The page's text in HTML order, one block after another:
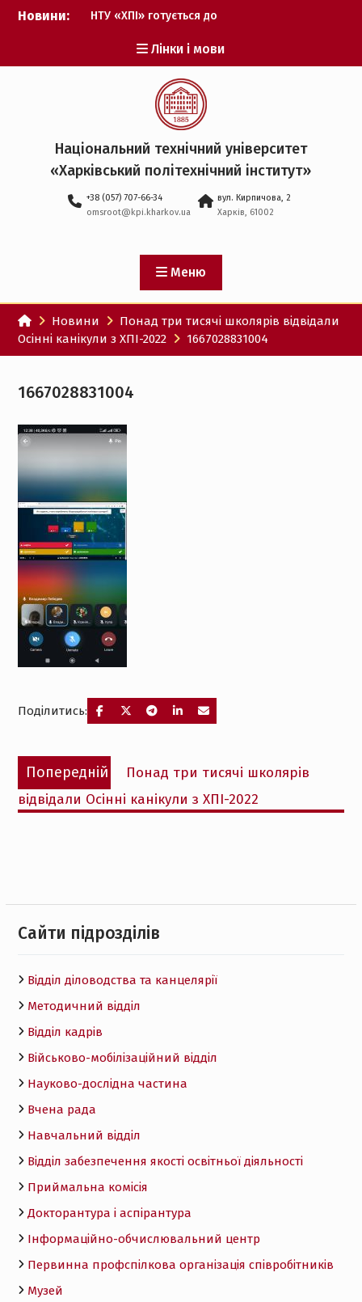
Перейти
Новини:
НТУ «ХПІ» готується до
Музичні таланти ХПІ
запрошуються на
Всеукраїнський
фестиваль «Червона
рута – 2027»
ХПІ уклав угоду про
партнерство з ДержНДІ
технологій кібербезпеки
Головнокомандувачем
Збройних Сил України
участю ХПІ обговорили
перспективи українсько-
іспанського
технологічного
партнерства
Лінки і мови
Національний технічний університет
«Харківський політехнічний iнститут»
+38 (057) 707-66-34
omsroot@kpi.kharkov.ua
вул. Кирпичова, 2
Харків, 61002
Меню
Новини
Понад три тисячі школярів відвідали
Осінні канікули з ХПІ-2022
1667028831004
1667028831004
Поділитись:
Навігація
записів
Попередній
Попередній
запис:
Понад три тисячі школярів
відвідали Осінні канікули з ХПІ-2022
Cайти підрозділів
Відділ діловодства та канцелярії
Методичний відділ
Відділ кадрів
Військово-мобілізаційний відділ
Науково-дослідна частина
Вчена рада
Навчальний відділ
Відділ забезпечення якості освітньої діяльності
Приймальна комісія
Докторантура і аспірантура
Інформаційно-обчислювальний центр
Первинна профспілкова організація співробітників
Музей